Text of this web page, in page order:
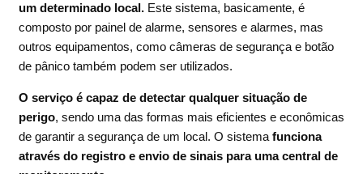
um determinado local. Este sistema, basicamente, é
composto por painel de alarme, sensores e alarmes, mas
outros equipamentos, como câmeras de segurança e botão
de pânico também podem ser utilizados.
O serviço é capaz de detectar qualquer situação de
perigo, sendo uma das formas mais eficientes e econômicas
de garantir a segurança de um local. O sistema funciona
através do registro e envio de sinais para uma central de